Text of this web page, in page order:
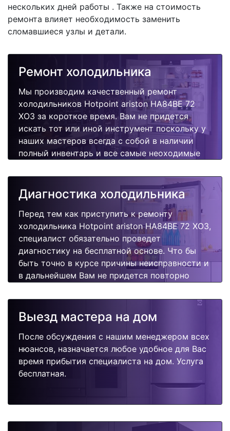
нескольких дней работы . Также на стоимость
ремонта влияет необходимость заменить
сломавшиеся узлы и детали.
Ремонт холодильника
Мы производим качественный ремонт
холодильников Hotpoint ariston HA84BE 72
XO3 за короткое время. Вам не придется
искать тот или иной инструмент поскольку у
наших мастеров всегда с собой в наличии
полный инвентарь и все самые неоходимые
Отремонтируем быстро, качественно и
недорого.
Диагностика холодильника
Перед тем как приступить к ремонту
холодильника Hotpoint ariston HA84BE 72 XO3,
специалист обязательно проведет
диагностику на бесплатной основе. Что бы
быть точно в курсе причины неисправности и
в дальнейшем Вам не придется повторно
поломок.
Выезд мастера на дом
После обсуждения с нашим менеджером всех
нюансов, назначается любое удобное для Вас
время прибытия специалиста на дом. Услуга
бесплатная.